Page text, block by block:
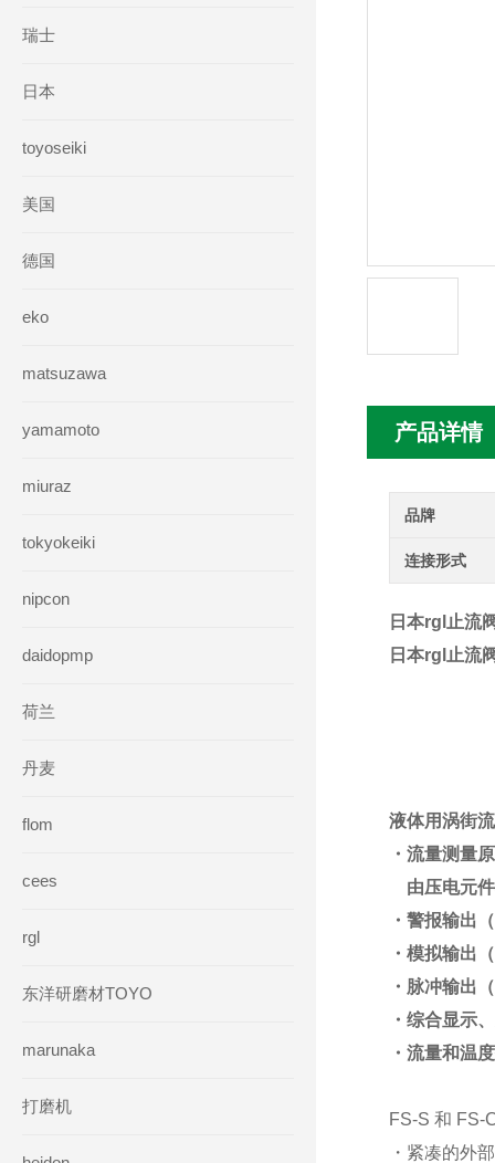
瑞士
日本
toyoseiki
美国
德国
eko
matsuzawa
yamamoto
miuraz
tokyokeiki
nipcon
daidopmp
荷兰
丹麦
flom
cees
rgl
东洋研磨材TOYO
marunaka
打磨机
产品详情
品牌
连接形式
日本rgl止流
日本rgl止流
液体用涡街
・流量测量
由压电元件
・警报输出
・模拟输出
・脉冲输出
・综合显示
・流量和温
FS-S 和 FS-
・紧凑的外